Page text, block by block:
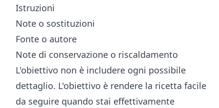
Istruzioni
Note o sostituzioni
Fonte o autore
Note di conservazione o riscaldamento
L'obiettivo non è includere ogni possibile
dettaglio. L'obiettivo è rendere la ricetta facile
da seguire quando stai effettivamente